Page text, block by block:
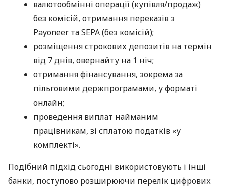
валютообмінні операції (купівля/продаж)
без комісій, отримання переказів з
Payoneer та SEPA (без комісій);
розміщення строкових депозитів на термін
від 7 днів, овернайту на 1 ніч;
отримання фінансування, зокрема за
пільговими держпрограмами, у форматі
онлайн;
проведення виплат найманим
працівникам, зі сплатою податків «у
комплекті».
Подібний підхід сьогодні використовують і інші
банки, поступово розширюючи перелік цифрових